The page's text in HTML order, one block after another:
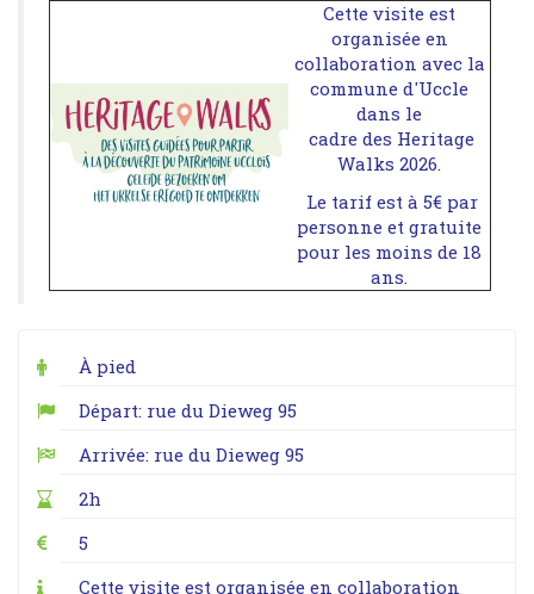
Cette visite est
organisée en
collaboration avec la
commune d'Uccle
dans le
cadre des Heritage
Walks 2026.
Le tarif est à 5€ par
personne et gratuite
pour les moins de 18
ans.
À pied
Départ: rue du Dieweg 95
Arrivée: rue du Dieweg 95
2h
5
Cette visite est organisée en collaboration